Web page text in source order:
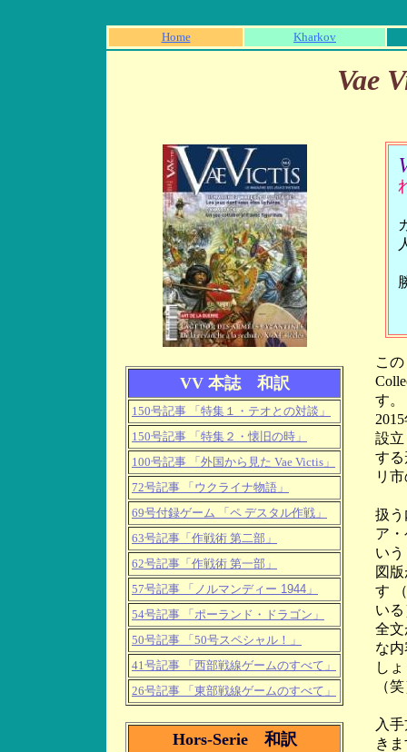
Home Kharkov
Vae
VV 本誌 和訳
150号記事 「特集１・テオとの対談」
150号記事 「特集２・懐旧の時」
100号記事 「外国から見た Vae Victis」
72号記事 「ウクライナ物語」
69号付録ゲーム 「ペ デスタル作戦」
63号記事「作戦術 第二部」
62号記事「作戦術 第一部」
57号記事 「 ノルマンディー 1944 」
54号記事 「ポーランド・ドラゴン」
50号記事 「50号スペシャル！」
41号記事 「西部戦線ゲームのすべて」
26号記事 「東部戦線ゲームのすべて」
Hors-Serie 和訳
こ
す。
設立
する
リ
扱
ア
い
図
す
い
全
な
し
（
入
き